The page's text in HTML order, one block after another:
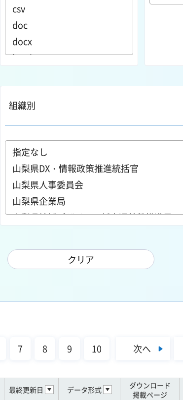
組織別
7 8 9 10 次へ
最終更新日 データ形式
ダウンロード
掲載ページ